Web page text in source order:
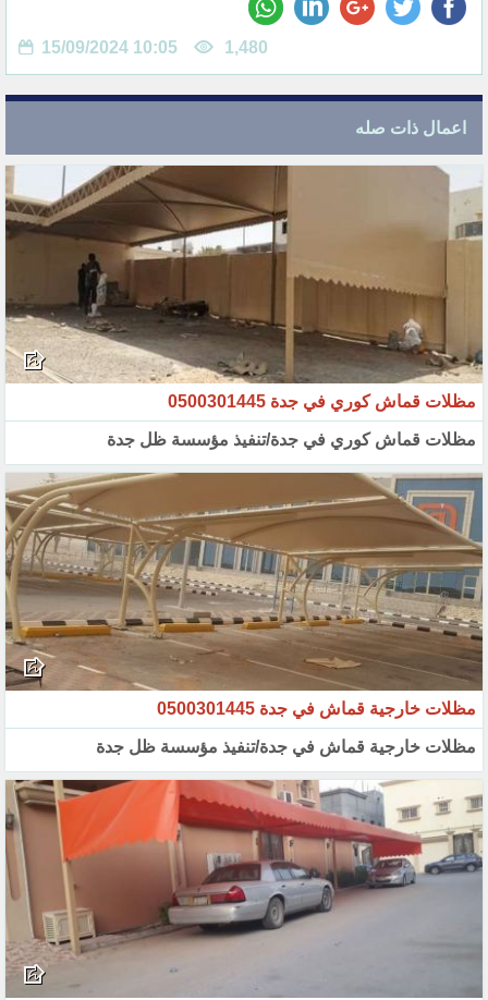
15/09/2024 10:05 1,480
اعمال ذات صله
مظلات قماش كوري في جدة 0500301445
مظلات قماش كوري في جدة/تنفيذ مؤسسة ظل جدة
مظلات خارجية قماش في جدة 0500301445
مظلات خارجية قماش في جدة/تنفيذ مؤسسة ظل جدة